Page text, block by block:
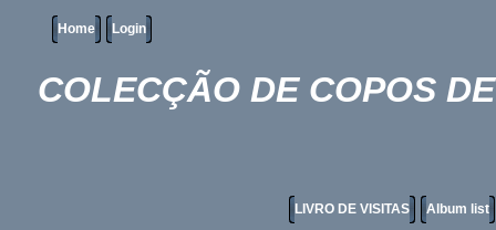
Home Login
COLECÇÃO DE COPOS
LIVRO DE VISITAS Album list